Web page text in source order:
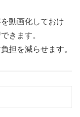
動画化しておけ
きます。
担を減らせます。